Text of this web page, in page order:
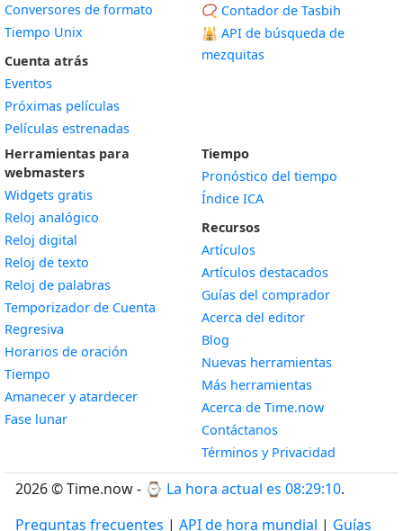
Conversores de formato
Tiempo Unix
Cuenta atrás
Eventos
Próximas películas
Películas estrenadas
📿 Contador de Tasbih
🕌 API de búsqueda de
mezquitas
Herramientas para
webmasters
Widgets gratis
Reloj analógico
Reloj digital
Reloj de texto
Reloj de palabras
Temporizador de Cuenta
Regresiva
Horarios de oración
Tiempo
Amanecer y atardecerWidget
Fase lunarWidget
Tiempo
Pronóstico del tiempo
Índice ICA
Recursos
Artículos
Artículos destacados
Guías del comprador
Acerca del editor
Blog
Nuevas herramientas
Más herramientas
Acerca de Time.now
Contáctanos
Términos y Privacidad
2026 © Time.now - ⌚ La hora actual es 08:29:11.
Preguntas frecuentes | API de hora mundial | Guías